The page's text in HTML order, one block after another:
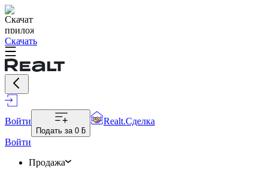
Скачать
Войти
Подать за 0 ƃ
Realt.Сделка
Войти
Продажа